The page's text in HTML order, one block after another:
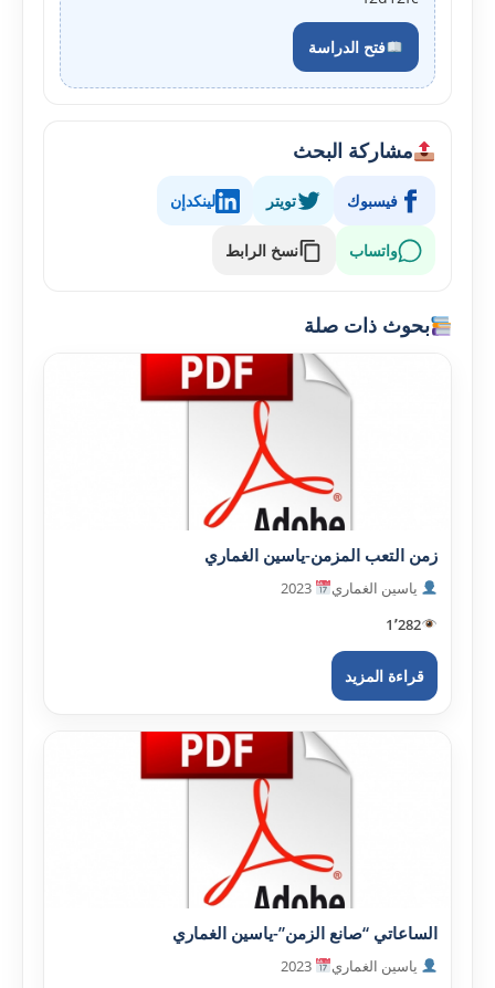
فتح الدراسة
مشاركة البحث
فيسبوك تويتر لينكدإن
واتساب نسخ الرابط
بحوث ذات صلة
زمن التعب المزمن-ياسين الغماري
ياسين الغماري
1٬282
قراءة المزيد
الساعاتي “صانع الزمن”-ياسين الغماري
ياسين الغماري